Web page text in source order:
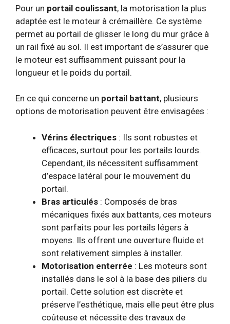
Pour un portail coulissant, la motorisation la plus
adaptée est le moteur à crémaillère. Ce système
permet au portail de glisser le long du mur grâce à
un rail fixé au sol. Il est important de s’assurer que
le moteur est suffisamment puissant pour la
longueur et le poids du portail.
En ce qui concerne un portail battant, plusieurs
options de motorisation peuvent être envisagées :
Vérins électriques : Ils sont robustes et
efficaces, surtout pour les portails lourds.
Cependant, ils nécessitent suffisamment
d’espace latéral pour le mouvement du
portail.
Bras articulés : Composés de bras
mécaniques fixés aux battants, ces moteurs
sont parfaits pour les portails légers à
moyens. Ils offrent une ouverture fluide et
sont relativement simples à installer.
Motorisation enterrée : Les moteurs sont
installés dans le sol à la base des piliers du
portail. Cette solution est discrète et
préserve l’esthétique, mais elle peut être plus
coûteuse et nécessite des travaux de